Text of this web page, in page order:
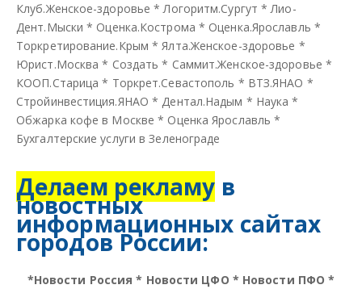
Клуб.Женское-здоровье *Логоритм.Сургут *Лио-
Дент.Мыски * Оценка.Кострома * Оценка.Ярославль *
Торкретирование.Крым *Ялта.Женское-здоровье *
Юрист.Москва * Создать * Саммит.Женское-здоровье *
КООП.Старица * Торкрет.Севастополь * ВТЗ.ЯНАО *
Стройинвестиция.ЯНАО *Дентал.Надым * Наука *
Обжарка кофе в Москве * Оценка Ярославль *
Бухгалтерские услуги в Зеленограде
Делаем рекламу в
новостных
информационных сайтах
городов России:
*Новости Россия * Новости ЦФО * Новости ПФО *